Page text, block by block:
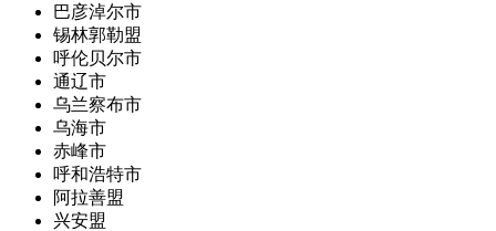
巴彦淖尔市
锡林郭勒盟
呼伦贝尔市
通辽市
乌兰察布市
乌海市
赤峰市
呼和浩特市
阿拉善盟
兴安盟